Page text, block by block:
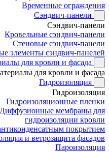
Временные ограждения
Сэндвич-панели
Сэндвич-панели
Кровельные сэндвич-панели
Стеновые сэндвич-панели
элементы сэндвич-панелей
для кровли и фасада
для кровли и фасада
Гидроизоляция
Гидроизоляция
Гидроизоляционные пленки
Диффузионные мембраны для
гидроизоляции кровли
покрытием
и ветрозащита фасадов
Пароизоляция